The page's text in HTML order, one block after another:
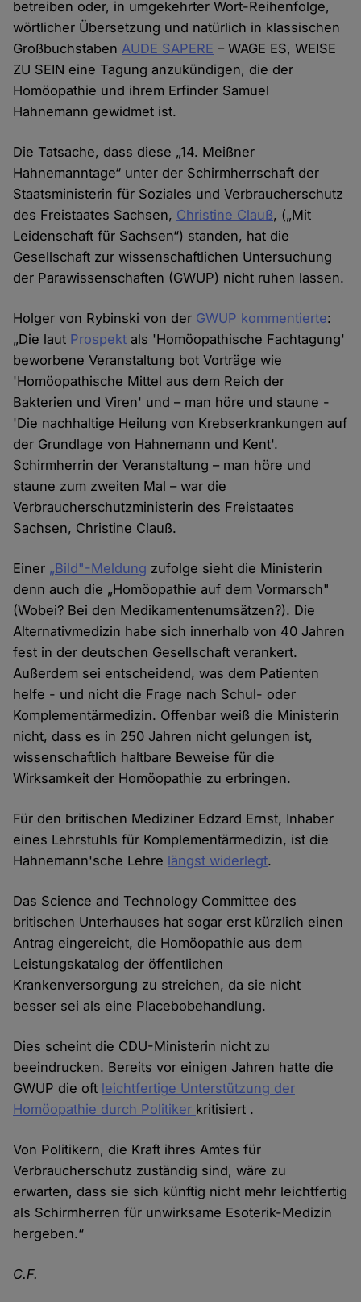
betreiben oder, in umgekehrter Wort-Reihenfolge,
wörtlicher Übersetzung und natürlich in klassischen
GroßbuchstabenAUDE SAPERE – WAGE ES, WEISE
ZU SEIN eine Tagung anzukündigen, die der
Homöopathie und ihrem Erfinder Samuel
Hahnemann gewidmet ist.
Die Tatsache, dass diese „14. Meißner
Hahnemanntage“ unter der Schirmherrschaft der
Staatsministerin für Soziales und Verbraucherschutz
des Freistaates Sachsen, Christine Clauß, („Mit
Leidenschaft für Sachsen“) standen, hat die
Gesellschaft zur wissenschaftlichen Untersuchung
der Parawissenschaften (GWUP) nicht ruhen lassen.
Holger von Rybinski von der GWUP kommentierte:
„Die laut Prospekt als 'Homöopathische Fachtagung'
beworbene Veranstaltung bot Vorträge wie
'Homöopathische Mittel aus dem Reich der
Bakterien und Viren' und – man höre und staune -
'Die nachhaltige Heilung von Krebserkrankungen auf
der Grundlage von Hahnemann und Kent'.
Schirmherrin der Veranstaltung – man höre und
staune zum zweiten Mal – war die
Verbraucherschutzministerin des Freistaates
Sachsen, Christine Clauß.
Einer „Bild"-Meldung zufolge sieht die Ministerin
denn auch die „Homöopathie auf dem Vormarsch"
(Wobei? Bei den Medikamentenumsätzen?). Die
Alternativmedizin habe sich innerhalb von 40 Jahren
fest in der deutschen Gesellschaft verankert.
Außerdem sei entscheidend, was dem Patienten
helfe - und nicht die Frage nach Schul- oder
Komplementärmedizin. Offenbar weiß die Ministerin
nicht, dass es in 250 Jahren nicht gelungen ist,
wissenschaftlich haltbare Beweise für die
Wirksamkeit der Homöopathie zu erbringen.
Für den britischen Mediziner Edzard Ernst, Inhaber
eines Lehrstuhls für Komplementärmedizin, ist die
Hahnemann'sche Lehre längst widerlegt.
Das Science and Technology Committee des
britischen Unterhauses hat sogar erst kürzlich einen
Antrag eingereicht, die Homöopathie aus dem
Leistungskatalog der öffentlichen
Krankenversorgung zu streichen, da sie nicht
besser sei als eine Placebobehandlung.
Dies scheint die CDU-Ministerin nicht zu
beeindrucken. Bereits vor einigen Jahren hatte die
GWUP die oft leichtfertige Unterstützung der
Homöopathie durch Politiker kritisiert .
Von Politikern, die Kraft ihres Amtes für
Verbraucherschutz zuständig sind, wäre zu
erwarten, dass sie sich künftig nicht mehr leichtfertig
als Schirmherren für unwirksame Esoterik-Medizin
hergeben.“
C.F.